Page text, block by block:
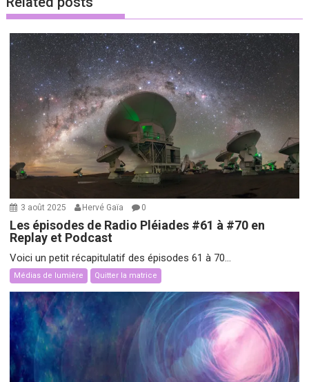
3 août 2025 Hervé Gaïa 0
Les épisodes de Radio Pléiades #61 à #70 en
Replay et Podcast
Voici un petit récapitulatif des épisodes 61 à 70...
Médias de lumière Quitter la matrice